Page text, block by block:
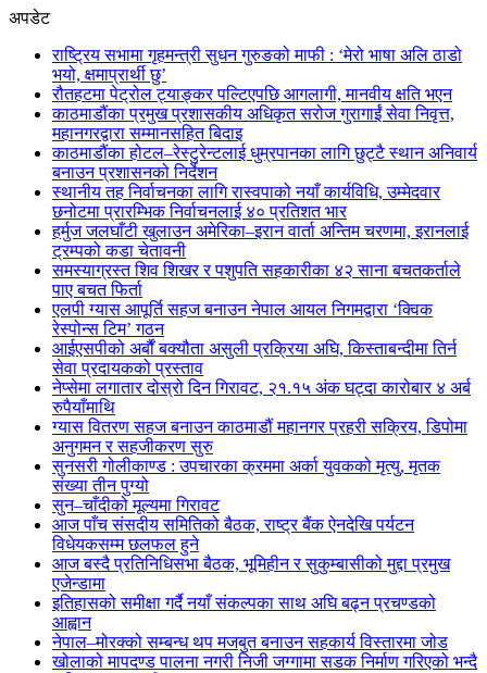
अपडेट
राष्ट्रिय सभामा गृहमन्त्री सुधन गुरुङको माफी : ‘मेरो भाषा अलि ठाडो
भयो, क्षमाप्रार्थी छु’
रौतहटमा पेट्रोल ट्याङ्कर पल्टिएपछि आगलागी, मानवीय क्षति भएन
काठमाडौंका प्रमुख प्रशासकीय अधिकृत सरोज गुरागाईं सेवा निवृत्त,
महानगरद्वारा सम्मानसहित बिदाइ
काठमाडौंका होटल–रेस्टुरेन्टलाई धुम्रपानका लागि छुट्टै स्थान अनिवार्य
बनाउन प्रशासनको निर्देशन
स्थानीय तह निर्वाचनका लागि रास्वपाको नयाँ कार्यविधि, उम्मेदवार
छनोटमा प्रारम्भिक निर्वाचनलाई ४० प्रतिशत भार
हर्मुज जलघाँटी खुलाउन अमेरिका–इरान वार्ता अन्तिम चरणमा, इरानलाई
ट्रम्पको कडा चेतावनी
समस्याग्रस्त शिव शिखर र पशुपति सहकारीका ४२ साना बचतकर्ताले
पाए बचत फिर्ता
एलपी ग्यास आपूर्ति सहज बनाउन नेपाल आयल निगमद्वारा ‘क्विक
रेस्पोन्स टिम’ गठन
आईएसपीको अर्बौं बक्यौता असुली प्रक्रिया अघि, किस्ताबन्दीमा तिर्न
सेवा प्रदायकको प्रस्ताव
नेप्सेमा लगातार दोस्रो दिन गिरावट, २१.१५ अंक घट्दा कारोबार ४ अर्ब
रुपैयाँमाथि
ग्यास वितरण सहज बनाउन काठमाडौं महानगर प्रहरी सक्रिय, डिपोमा
अनुगमन र सहजीकरण सुरु
सुनसरी गोलीकाण्ड : उपचारका क्रममा अर्का युवकको मृत्यु, मृतक
संख्या तीन पुग्यो
सुन–चाँदीको मूल्यमा गिरावट
आज पाँच संसदीय समितिको बैठक, राष्ट्र बैंक ऐनदेखि पर्यटन
विधेयकसम्म छलफल हुने
आज बस्दै प्रतिनिधिसभा बैठक, भूमिहीन र सुकुम्बासीको मुद्दा प्रमुख
एजेन्डामा
इतिहासको समीक्षा गर्दै नयाँ संकल्पका साथ अघि बढ्न प्रचण्डको
आह्वान
नेपाल–मोरक्को सम्बन्ध थप मजबुत बनाउन सहकार्य विस्तारमा जोड
खोलाको मापदण्ड पालना नगरी निजी जग्गामा सडक निर्माण गरिएको भन्दै